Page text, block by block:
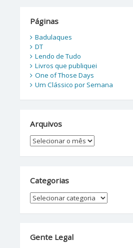
Páginas
Badulaques
DT
Lendo de Tudo
Livros que publiquei
One of Those Days
Um Clássico por Semana
Arquivos
Arquivos
Categorias
Categorias
Gente Legal